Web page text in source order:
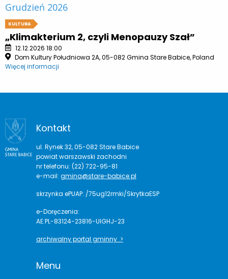
Grudzień 2026
KULTURA
„Klimakterium 2, czyli Menopauzy Szał”
12.12.2026 18:00
Dom Kultury Południowa 2A, 05-082 Gmina Stare Babice, Poland
Więcej informacji
Kontakt
ul. Rynek 32, 05-082 Stare Babice
powiat warszawski zachodni
nr telefonu: (22) 722-95-81
e-mail: gmina@stare-babice.pl
skrzynka ePUAP: /75ug12rmki/SkrytkaESP
e-Doręczenia:
AE:PL-83124-23816-UIGHJ-23
archiwalny portal gminny >
Menu